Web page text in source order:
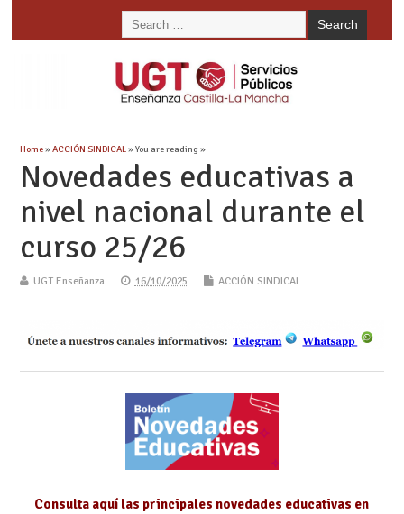
Home»ACCIÓN SINDICAL» You are reading »
Novedades educativas a
nivel nacional durante el
curso 25/26
UGT Enseñanza 16/10/2025 ACCIÓN SINDICAL
Consulta aquí las principales novedades educativas en